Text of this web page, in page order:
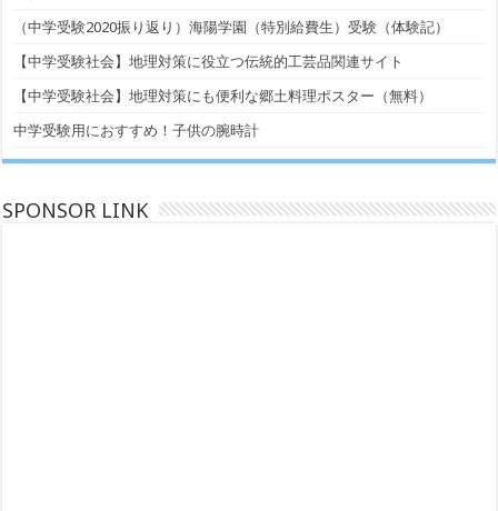
（中学受験2020振り返り）海陽学園（特別給費生）受験（体験記）
【中学受験社会】地理対策に役立つ伝統的工芸品関連サイト
【中学受験社会】地理対策にも便利な郷土料理ポスター（無料）
中学受験用におすすめ！子供の腕時計
SPONSOR LINK